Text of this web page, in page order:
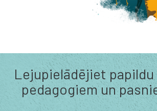
Lejupielādējiet
pedagogiem un